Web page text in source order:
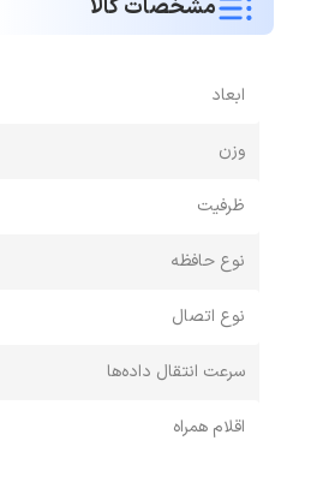
مشخصات کالا
ابعاد
وزن
ظرفیت
نوع حافظه
نوع اتصال
سرعت انتقال داده‌ها
اقلام همراه